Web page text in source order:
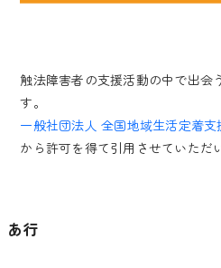
触法障害者の支援活動の中で出会
す。
一般社団法人 全国地域生活定着
から許可を得て引用させていただ
あ行